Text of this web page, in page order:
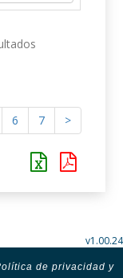
6 7 >
v1.00.24
de privacidad y